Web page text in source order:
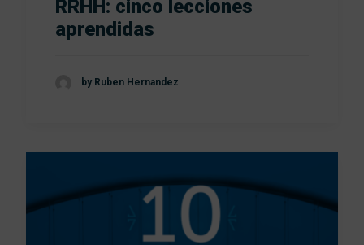
RRHH: cinco lecciones
aprendidas
by Ruben Hernandez